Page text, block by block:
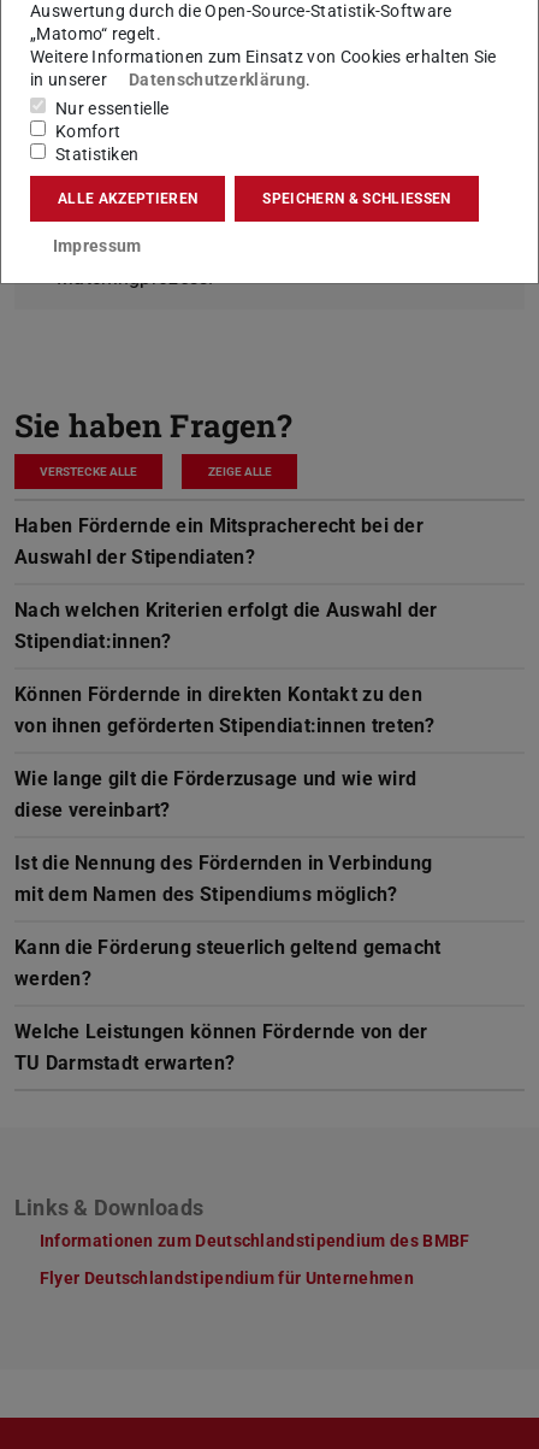
Wie können Sie fördern?
Wir bitten Sie, mindestens ein Jahresstipendium in
Höhe von 1.800 Euro/Stipendium zu übernehmen.
Wir schließen eine Fördervereinbarung mit Ihnen
ab.
optimale Zuordnung passender Studierende im
Matchingprozess.
Sie haben Fragen?
VERSTECKE ALLE ZEIGE ALLE
Haben Fördernde ein Mitspracherecht bei der
Auswahl der Stipendiaten?
Nach welchen Kriterien erfolgt die Auswahl der
Stipendiat:innen?
Können Fördernde in direkten Kontakt zu den
von ihnen geförderten Stipendiat:innen treten?
Wie lange gilt die Förderzusage und wie wird
diese vereinbart?
Ist die Nennung des Fördernden in Verbindung
mit dem Namen des Stipendiums möglich?
Kann die Förderung steuerlich geltend gemacht
werden?
Welche Leistungen können Fördernde von der
TU Darmstadt erwarten?
Links & Downloads
Informationen zum Deutschlandstipendium des BMBF
Flyer Deutschlandstipendium für Unternehmen
Auswertung durch die Open-Source-Statistik-Software
„Matomo“ regelt.
Weitere Informationen zum Einsatz von Cookies erhalten Sie
in unserer
Datenschutzerklärung.
Nur essentielle
Komfort
Statistiken
ALLE AKZEPTIEREN SPEICHERN & SCHLIESSEN
Impressum